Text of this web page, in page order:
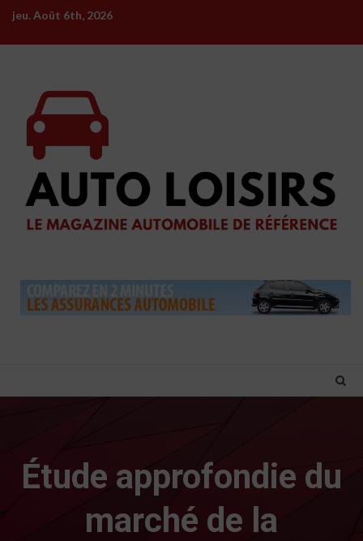
Skip
content
jeu. Août 6th, 2026
Étude approfondie du
marché de la